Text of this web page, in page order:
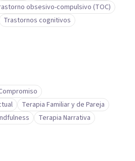
obsesivo-compulsivo (TOC)
Trastornos cognitivos
Terapia Familiar y de Pareja
Terapia Narrativa